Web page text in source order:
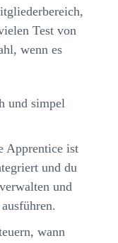
Test von
wenn es
und simpel
Apprentice ist
und du
und
wann